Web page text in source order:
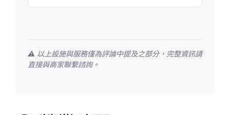
⚠️ 以上設施與服務僅為評論中提及之部分，完整資訊請
直接與商家聯繫諮詢。